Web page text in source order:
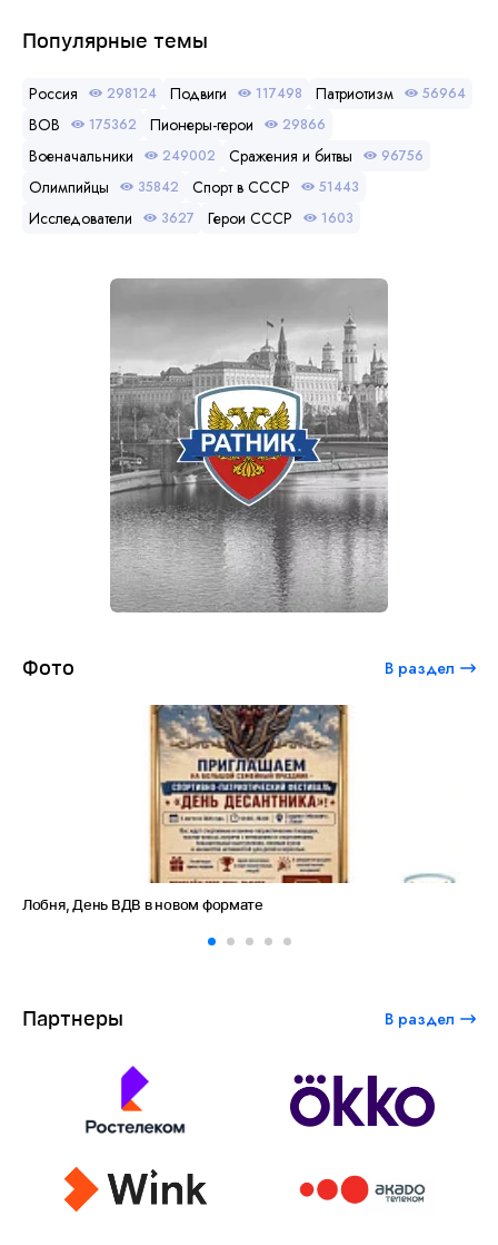
Популярные темы
Россия 298124 Подвиги 117498 Патриотизм 56964
ВОВ 175362 Пионеры-герои 29866
Военачальники 249002 Сражения и битвы 96756
Олимпийцы 35842 Спорт в СССР 51443
Исследователи 3627 Герои СССР 1603
Фото В раздел
Лобня, День ВДВ в новом формате
Партнеры В раздел